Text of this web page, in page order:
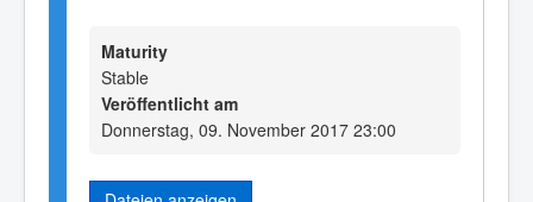
Maturity
Stable
Veröffentlicht am
Donnerstag, 09. November 2017 23:00